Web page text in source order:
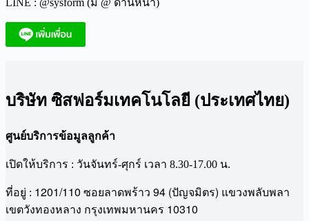
LINE : @sysform (มี @ ด้านหน้า)
บริษัท ซิสฟอร์มเทคโนโลยี (ประเทศไทย)
ศูนย์บริการข้อมูลลูกค้า
เปิดให้บริการ : วันจันทร์-ศุกร์ เวลา 8.30-17.00 น.
ที่อยู่ : 1201/110 ซอยลาดพร้าว 94 (ปัญจมิตร) แขวงพลับพลา
เขตวังทองหลาง กรุงเทพมหานคร 10310